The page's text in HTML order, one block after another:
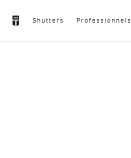
Shutters Professionnels